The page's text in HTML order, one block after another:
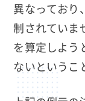
異なっており
制されていま
を算定しよう
ないというこ